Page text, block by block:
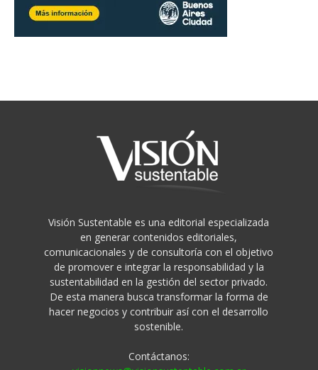
Visión Sustentable es una editorial especializada
en generar contenidos editoriales,
comunicacionales y de consultoría con el objetivo
de promover e integrar la responsabilidad y la
sustentabilidad en la gestión del sector privado.
De esta manera busca transformar la forma de
hacer negocios y contribuir así con el desarrollo
sostenible.
Contáctanos: